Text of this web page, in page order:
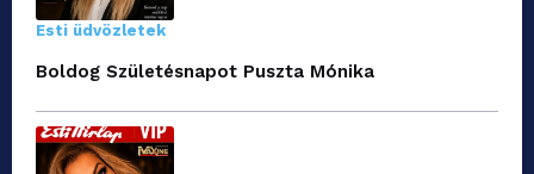
Esti üdvözletek
Boldog Születésnapot Puszta Mónika